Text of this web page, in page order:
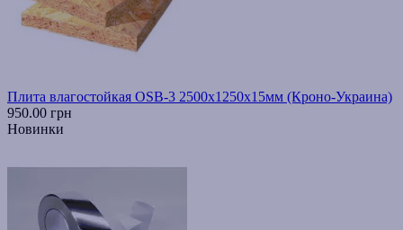
Плита влагостойкая OSB-3 2500х1250х15мм (Кроно-Украина)
950.00 грн
Новинки